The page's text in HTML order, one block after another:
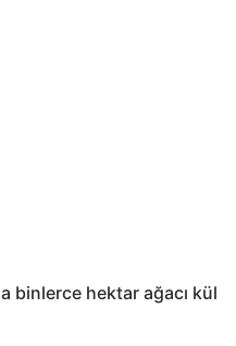
binlerce hektar ağacı kül